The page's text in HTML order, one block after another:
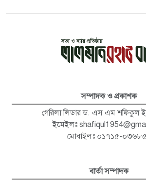
সম্পাদক ও প্রকাশক
গেরিলা লিডার ড. এস এম শফিকুল
ইমেইলঃ
মোবাইলঃ ০১৭১৫-
বার্তা সম্পাদক